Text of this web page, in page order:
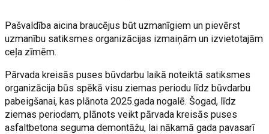
Pašvaldība aicina braucējus būt uzmanīgiem un pievērst
uzmanību satiksmes organizācijas izmaiņām un izvietotajām
ceļa zīmēm.
Pārvada kreisās puses būvdarbu laikā noteiktā satiksmes
organizācija būs spēkā visu ziemas periodu līdz būvdarbu
pabeigšanai, kas plānota 2025.gada nogalē. Šogad, līdz
ziemas periodam, plānots veikt pārvada kreisās puses
asfaltbetona seguma demontāžu, lai nākamā gada pavasarī